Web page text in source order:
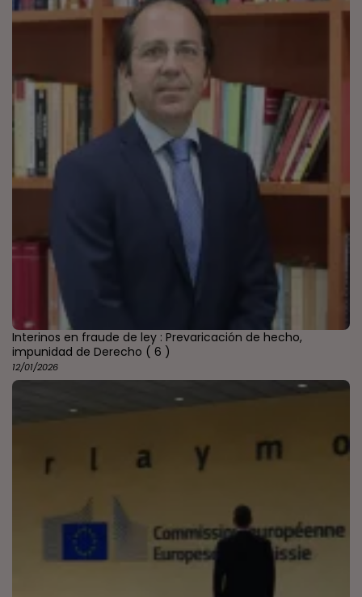
Interinos en fraude de ley : Prevaricación de hecho,
impunidad de Derecho ( 6 )
12/01/2026